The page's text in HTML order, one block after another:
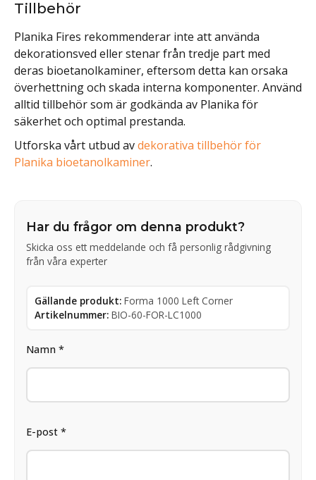
Tillbehör
Planika Fires rekommenderar inte att använda
dekorationsved eller stenar från tredje part med
deras bioetanolkaminer, eftersom detta kan orsaka
överhettning och skada interna komponenter. Använd
alltid tillbehör som är godkända av Planika för
säkerhet och optimal prestanda.
Utforska vårt utbud avdekorativa tillbehör för
Planika bioetanolkaminer.
Har du frågor om denna produkt?
Skicka oss ett meddelande och få personlig rådgivning
från våra experter
Gällande produkt: Forma 1000 Left Corner
Artikelnummer: BIO-60-FOR-LC1000
Namn *
E-post *